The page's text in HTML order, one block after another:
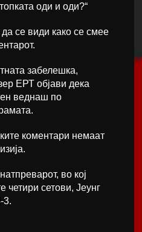
оди и оди?“
се види како се смее
забелешка,
ЕРТ објави дека
веднаш по
коментари немаат
во кој
четири сетови, Јеунг
3.